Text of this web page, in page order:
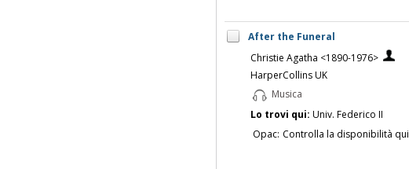
After the Funeral
Christie Agatha <1890-1976>
HarperCollins UK
Musica
Lo trovi qui: Univ. Federico II
Opac: Controlla la disponibilità qui